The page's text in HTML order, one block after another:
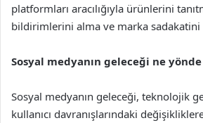
platformları aracılığıyla ürünlerini
bildirimlerini alma ve marka sadakatini
Sosyal medyanın geleceği ne
Sosyal medyanın geleceği, teknolojik
kullanıcı davranışlarındaki